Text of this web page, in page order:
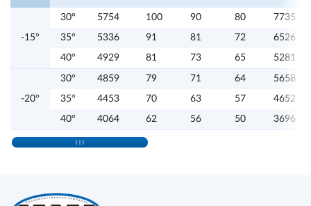
-15°
30° 5754 100 90 80 7735
35° 5336 91 81 72 6526
40° 4929 81 73 65 5281
-20°
30° 4859 79 71 64 5658
35° 4453 70 63 57 4652
40° 4064 62 56 50 3696